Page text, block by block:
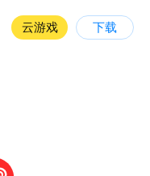
云游戏 下载